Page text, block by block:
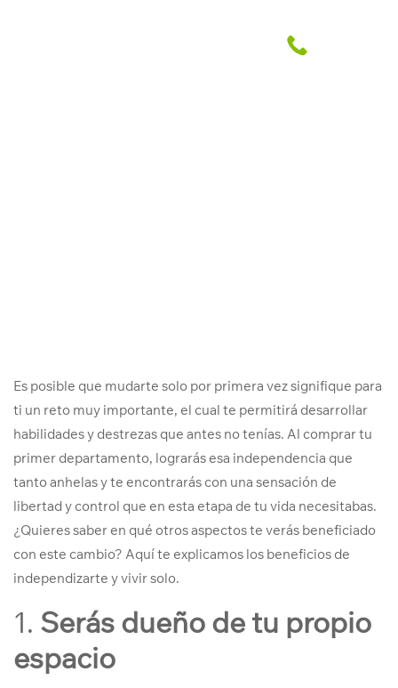
Es posible que mudarte solo por primera vez signifique para
ti un reto muy importante, el cual te permitirá desarrollar
habilidades y destrezas que antes no tenías. Al comprar tu
primer departamento, lograrás esa independencia que
tanto anhelas y te encontrarás con una sensación de
libertad y control que en esta etapa de tu vida necesitabas.
¿Quieres saber en qué otros aspectos te verás beneficiado
con este cambio? Aquí te explicamos los beneficios de
independizarte y vivir solo.
1. Serás dueño de tu propio
espacio